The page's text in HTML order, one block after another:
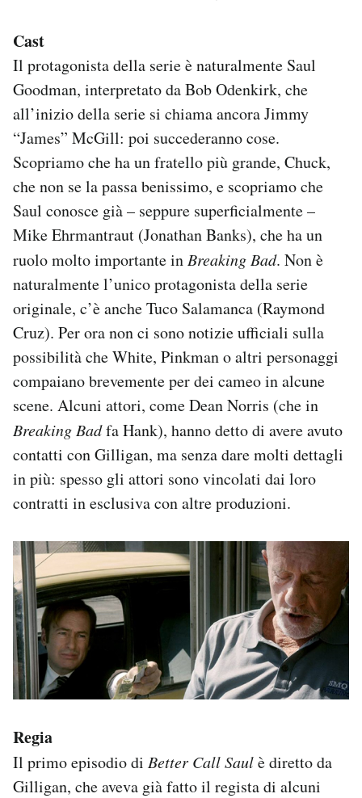
Cast
Il protagonista della serie è naturalmente Saul
Goodman, interpretato da Bob Odenkirk, che
all’inizio della serie si chiama ancora Jimmy
“James” McGill: poi succederanno cose.
Scopriamo che ha un fratello più grande, Chuck,
che non se la passa benissimo, e scopriamo che
Saul conosce già – seppure superficialmente –
Mike Ehrmantraut (Jonathan Banks), che ha un
ruolo molto importante in Breaking Bad. Non è
naturalmente l’unico protagonista della serie
originale, c’è anche Tuco Salamanca (Raymond
Cruz). Per ora non ci sono notizie ufficiali sulla
possibilità che White, Pinkman o altri personaggi
compaiano brevemente per dei cameo in alcune
scene. Alcuni attori, come Dean Norris (che in
Breaking Badfa Hank), hanno detto di avere avuto
contatti con Gilligan, ma senza dare molti dettagli
in più: spesso gli attori sono vincolati dai loro
contratti in esclusiva con altre produzioni.
Regia
Il primo episodio di Better Call Saulè diretto da
Gilligan, che aveva già fatto il regista di alcuni